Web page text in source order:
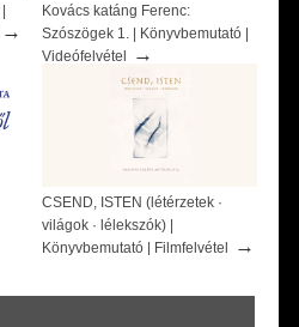
→
Kovács katáng Ferenc:
Szószögek 1. | Könyvbemutató |
Videófelvétel
→
CSEND, ISTEN (létérzetek ·
világok · lélekszók) |
Könyvbemutató | Filmfelvétel
→